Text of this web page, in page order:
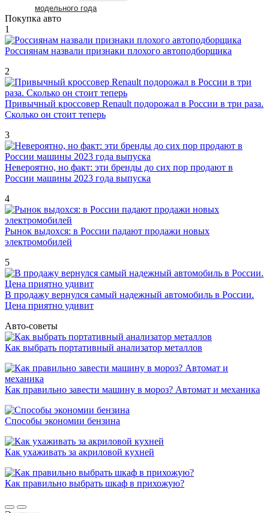
модельного года
Покупка авто
1
Россиянам назвали признаки плохого автоподборщика
2
Привычный кроссовер Renault подорожал в России в три раза.
Сколько он стоит теперь
3
Невероятно, но факт: эти бренды до сих пор продают в
России машины 2023 года выпуска
4
Рынок выдохся: в России падают продажи новых
электромобилей
5
В продажу вернулся самый надежный автомобиль в России.
Цена приятно удивит
Авто-советы
Как выбрать портативный анализатор металлов
Как правильно завести машину в мороз? Автомат и механика
Способы экономии бензина
Как ухаживать за акриловой кухней
Как правильно выбрать шкаф в прихожую?